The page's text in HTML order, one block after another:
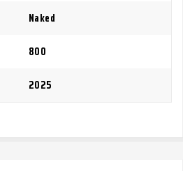
Naked
800
2025